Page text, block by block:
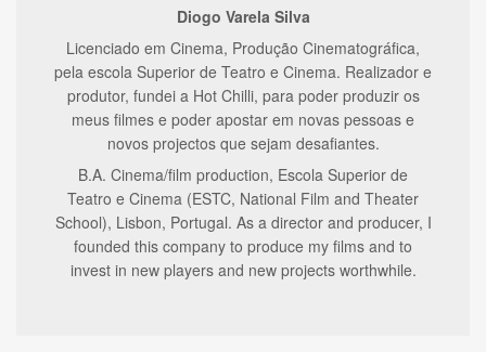
Diogo Varela Silva
Licenciado em Cinema, Produção Cinematográfica,
pela escola Superior de Teatro e Cinema. Realizador e
produtor, fundei a Hot Chilli, para poder produzir os
meus filmes e poder apostar em novas pessoas e
novos projectos que sejam desafiantes.
B.A. Cinema/film production, Escola Superior de
Teatro e Cinema (ESTC, National Film and Theater
School), Lisbon, Portugal. As a director and producer, I
founded this company to produce my films and to
invest in new players and new projects worthwhile.